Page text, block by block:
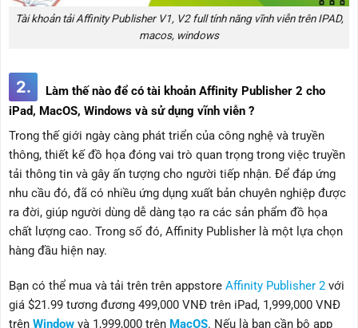
Tài khoản tải Affinity Publisher V1, V2 full tính năng vĩnh viễn trên IPAD,
macos, windows
2.
Làm thế nào để có tài khoản Affinity Publisher 2 cho
iPad, MacOS, Windows và sử dụng vĩnh viễn ?
Trong thế giới ngày càng phát triển của công nghệ và truyền
thông, thiết kế đồ họa đóng vai trò quan trọng trong việc truyền
tải thông tin và gây ấn tượng cho người tiếp nhận. Để đáp ứng
nhu cầu đó, đã có nhiều ứng dụng xuất bản chuyên nghiệp được
ra đời, giúp người dùng dễ dàng tạo ra các sản phẩm đồ họa
chất lượng cao. Trong số đó, Affinity Publisher là một lựa chọn
hàng đầu hiện nay.
Bạn có thể mua và tải trên trên appstore Affinity Publisher 2 với
giá $21.99 tương đương 499,000 VNĐ trên iPad, 1,999,000 VNĐ
trên Window và 1,999,000 trên MacOS. Nếu là bạn cần bộ app